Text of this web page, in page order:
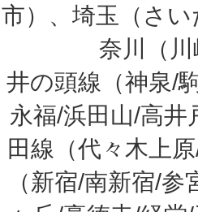
市）、埼玉（さ
奈川（
井の頭線（神泉/
永福/浜田山/高井
田線（代々木上
（新宿/南新宿/